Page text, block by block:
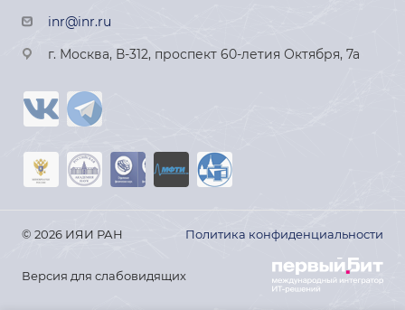
inr@inr.ru
г. Москва, В-312, проспект 60-летия Октября, 7а
© 2026 ИЯИ РАН Политика конфиденциальности
Версия для слабовидящих